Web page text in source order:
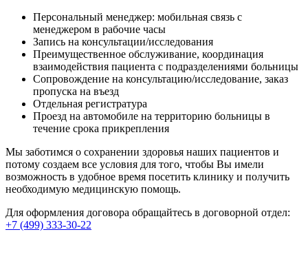
Персональный менеджер: мобильная связь с
менеджером в рабочие часы
Запись на консультации/исследования
Преимущественное обслуживание, координация
взаимодействия пациента с подразделениями больницы
Сопровождение на консультацию/исследование, заказ
пропуска на въезд
Отдельная регистратура
Проезд на автомобиле на территорию больницы в
течение срока прикрепления
Мы заботимся о сохранении здоровья наших пациентов и
потому создаем все условия для того, чтобы Вы имели
возможность в удобное время посетить клинику и получить
необходимую медицинскую помощь.
Для оформления договора обращайтесь в договорной отдел:
+7 (499) 333-30-22